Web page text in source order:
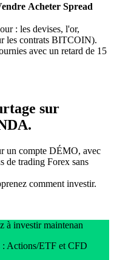
Acheter Spread
: les devises, l'or,
les contrats BITCOIN).
avec un retard de 15
sur
un compte DÉMO, avec
de trading Forex sans
comment investir.
à investir maintenan
: Actions/ETF et CFD